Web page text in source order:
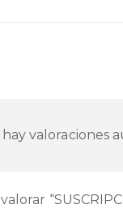
hay valoraciones